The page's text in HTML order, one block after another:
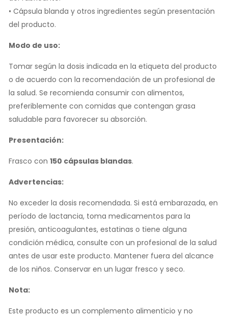
• Cápsula blanda y otros ingredientes según presentación
del producto.
Modo de uso:
Tomar según la dosis indicada en la etiqueta del producto
o de acuerdo con la recomendación de un profesional de
la salud. Se recomienda consumir con alimentos,
preferiblemente con comidas que contengan grasa
saludable para favorecer su absorción.
Presentación:
Frasco con 150 cápsulas blandas.
Advertencias:
No exceder la dosis recomendada. Si está embarazada, en
período de lactancia, toma medicamentos para la
presión, anticoagulantes, estatinas o tiene alguna
condición médica, consulte con un profesional de la salud
antes de usar este producto. Mantener fuera del alcance
de los niños. Conservar en un lugar fresco y seco.
Nota:
Este producto es un complemento alimenticio y no